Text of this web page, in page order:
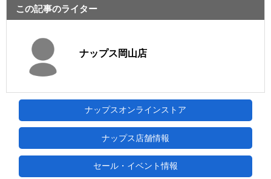
この記事のライター
ナップス岡山店
ナップスオンラインストア
ナップス店舗情報
セール・イベント情報